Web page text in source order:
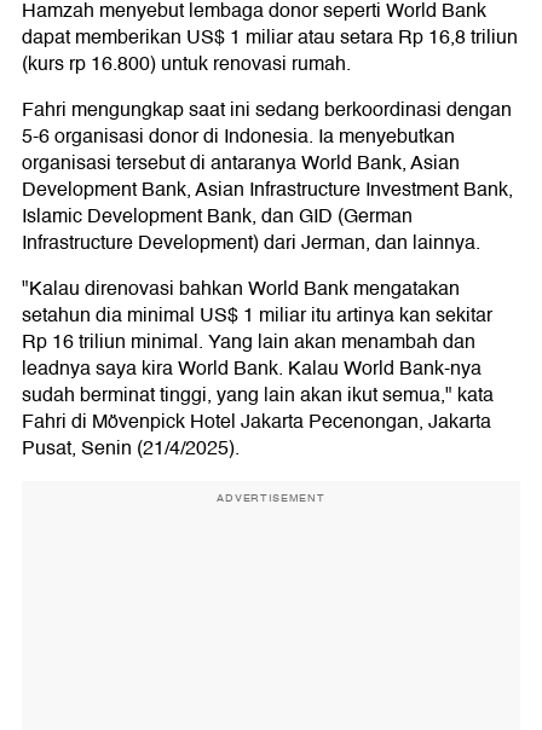
Hamzah menyebut lembaga donor seperti World Bank
dapat memberikan US$ 1 miliar atau setara Rp 16,8 triliun
(kurs rp 16.800) untuk renovasi rumah.
Fahri mengungkap saat ini sedang berkoordinasi dengan
5-6 organisasi donor di Indonesia. Ia menyebutkan
organisasi tersebut di antaranya World Bank, Asian
Development Bank, Asian Infrastructure Investment Bank,
Islamic Development Bank, dan GID (German
Infrastructure Development) dari Jerman, dan lainnya.
"Kalau direnovasi bahkan World Bank mengatakan
setahun dia minimal US$ 1 miliar itu artinya kan sekitar
Rp 16 triliun minimal. Yang lain akan menambah dan
leadnya saya kira World Bank. Kalau World Bank-nya
sudah berminat tinggi, yang lain akan ikut semua," kata
Fahri di Mövenpick Hotel Jakarta Pecenongan, Jakarta
Pusat, Senin (21/4/2025).
ADVERTISEMENT